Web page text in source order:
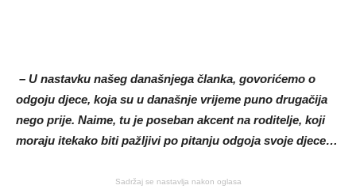
– U nastavku našeg današnjega članka, govorićemo o
odgoju djece, koja su u današnje vrijeme puno drugačija
nego prije. Naime, tu je poseban akcent na roditelje, koji
moraju itekako biti pažljivi po pitanju odgoja svoje djece…
Sadržaj se nastavlja nakon oglasa